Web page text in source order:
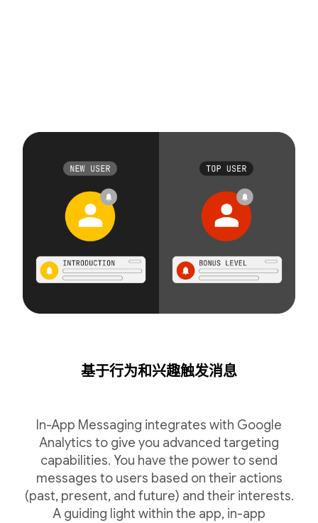
基于行为和兴趣触发消息
In-App Messaging integrates with Google
Analytics to give you advanced targeting
capabilities. You have the power to send
messages to users based on their actions
(past, present, and future) and their interests.
A guiding light within the app, in-app